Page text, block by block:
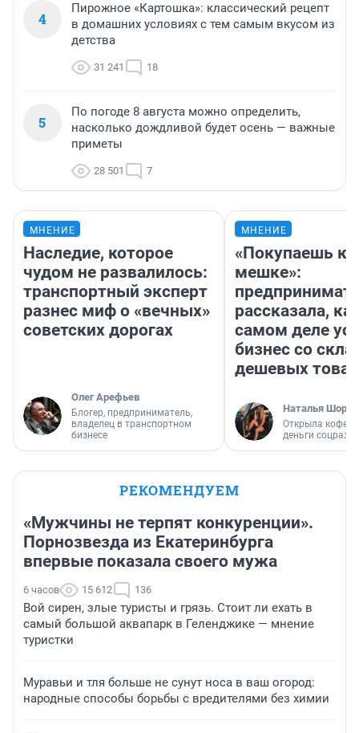
4
Пирожное «Картошка»: классический рецепт
в домашних условиях с тем самым вкусом из
детства
31 241 18
5
По погоде 8 августа можно определить,
насколько дождливой будет осень — важные
приметы
28 501 7
МНЕНИЕ
Наследие, которое
чудом не развалилось:
транспортный эксперт
разнес миф о «вечных»
советских дорогах
Олег Арефьев
Блогер, предприниматель,
владелец в транспортном
бизнесе
МНЕНИЕ
«Покупаешь
мешке»:
рассказала,
самом деле
бизнес со
дешевых
Наталья
Открыла
деньги
РЕКОМЕНДУЕМ
«Мужчины не терпят конкуренции».
Порнозвезда из Екатеринбурга
впервые показала своего мужа
6 часов 15 612 136
Вой сирен, злые туристы и грязь. Стоит ли ехать в
самый большой аквапарк в Геленджике — мнение
туристки
Муравьи и тля больше не сунут носа в ваш огород:
народные способы борьбы с вредителями без химии